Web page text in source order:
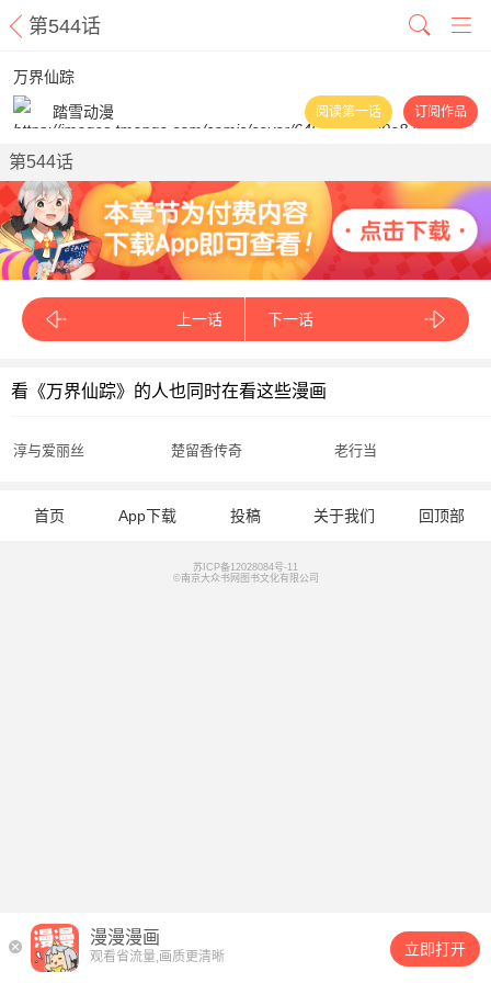
第544话
万界仙踪
踏雪动漫
阅读第一话 订阅作品
第544话
上一话 下一话
看《万界仙踪》的人也同时在看这些漫画
淳与爱丽丝 楚留香传奇 老行当
首页 App下载 投稿 关于我们 回顶部
苏ICP备12028084号-11
©南京大众书网图书文化有限公司
漫漫漫画
观看省流量,画质更清晰 立即打开